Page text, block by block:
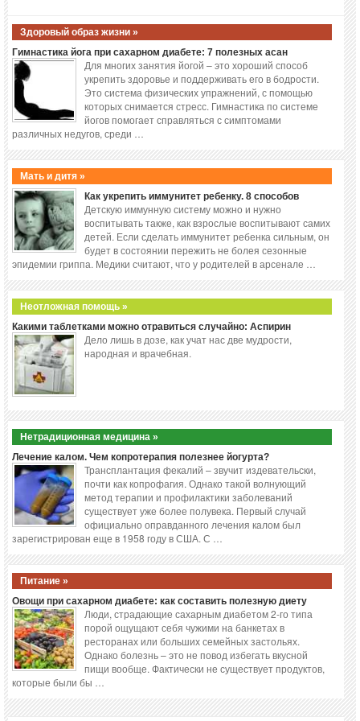
Здоровый образ жизни »
Гимнастика йога при сахарном диабете: 7 полезных асан
Для многих занятия йогой – это хороший способ
укрепить здоровье и поддерживать его в бодрости.
Это система физических упражнений, с помощью
которых снимается стресс. Гимнастика по системе
йогов помогает справляться с симптомами
различных недугов, среди …
Мать и дитя »
Как укрепить иммунитет ребенку. 8 способов
Детскую иммунную систему можно и нужно
воспитывать также, как взрослые воспитывают самих
детей. Если сделать иммунитет ребенка сильным, он
будет в состоянии пережить не болея сезонные
эпидемии гриппа. Медики считают, что у родителей в арсенале …
Неотложная помощь »
Какими таблетками можно отравиться случайно: Аспирин
Дело лишь в дозе, как учат нас две мудрости,
народная и врачебная.
Нетрадиционная медицина »
Лечение калом. Чем копротерапия полезнее йогурта?
Трансплантация фекалий – звучит издевательски,
почти как копрофагия. Однако такой волнующий
метод терапии и профилактики заболеваний
существует уже более полувека. Первый случай
официально оправданного лечения калом был
зарегистрирован еще в 1958 году в США. С …
Питание »
Овощи при сахарном диабете: как составить полезную диету
Люди, страдающие сахарным диабетом 2-го типа
порой ощущают себя чужими на банкетах в
ресторанах или больших семейных застольях.
Однако болезнь – это не повод избегать вкусной
пищи вообще. Фактически не существует продуктов,
которые были бы …